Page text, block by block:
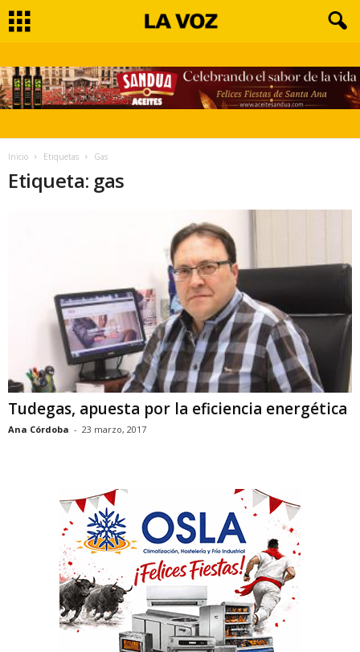
Inicio Etiquetas Gas
Etiqueta: gas
Tudegas, apuesta por la eficiencia energética
Ana Córdoba - 23 marzo, 2017